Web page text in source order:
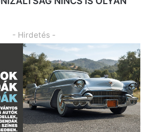
- Hirdetés -